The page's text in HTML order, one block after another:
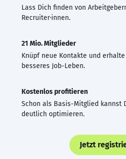
Lass Dich finden von
Recruiter·innen.
21 Mio. Mitglieder
Knüpf neue Kontakte und
besseres Job-Leben.
Kostenlos profitieren
Schon als Basis-Mitglied kannst
deutlich optimieren.
Jetzt